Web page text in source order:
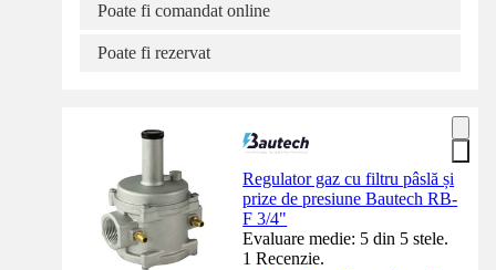
Poate fi comandat online
Poate fi rezervat
Regulator gaz cu filtru pâslă și
prize de presiune Bautech RB-
F 3/4"
Evaluare medie: 5 din 5 stele.
1 Recenzie.